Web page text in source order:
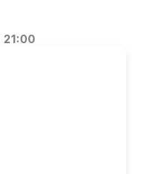
21:00